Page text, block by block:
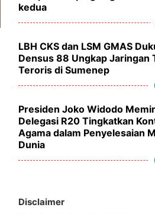
kedua
LBH CKS dan LSM GMAS
Densus 88 Ungkap Jaringan
Teroris di Sumenep
Presiden Joko Widodo
Delegasi R20 Tingkatkan
Agama dalam Penyelesaian
Dunia
Disclaimer